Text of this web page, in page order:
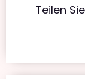
Teilen